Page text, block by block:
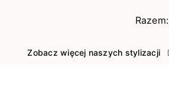
Razem:
Zobacz więcej naszych stylizacji